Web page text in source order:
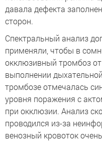
давала дефекта
сторон.
Спектральный анализ
применяли, чтобы в
окклюзивный тромбоз
выполнении
тромбозе отмечалась
уровня поражения с
при окклюзии. Анализ
проводился из-за
венозный кровоток